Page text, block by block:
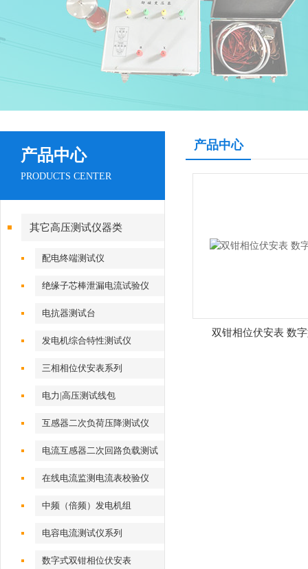
产品中心
PRODUCTS CENTER
其它高压测试仪器类
配电终端测试仪
绝缘子芯棒泄漏电流试验仪
电抗器测试台
发电机综合特性测试仪
三相相位伏安表系列
电力|高压测试线包
互感器二次负荷压降测试仪
电流互感器二次回路负载测试
在线电流监测电流表校验仪
中频（倍频）发电机组
电容电流测试仪系列
数字式双钳相位伏安表
产品中心
双钳相位伏安表 数